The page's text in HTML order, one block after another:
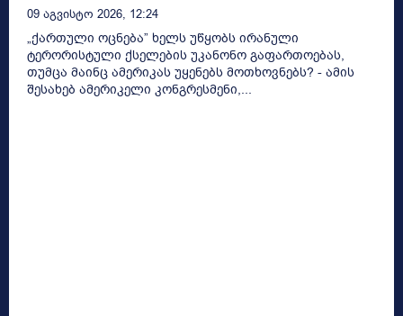
09 Აგვისტო 2026, 12:24
„ქართული ოცნება” ხელს უწყობს ირანული
ტერორისტული ქსელების უკანონო გაფართოებას,
თუმცა მაინც ამერიკას უყენებს მოთხოვნებს? - ამის
შესახებ ამერიკელი კონგრესმენი,...